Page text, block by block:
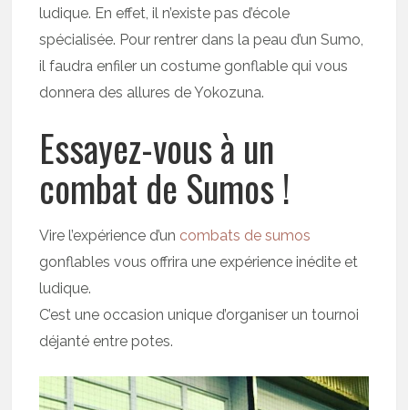
ludique. En effet, il n’existe pas d’école
spécialisée. Pour rentrer dans la peau d’un Sumo,
il faudra enfiler un costume gonflable qui vous
donnera des allures de Yokozuna.
Essayez-vous à un
combat de Sumos !
Vire l’expérience d’un combats de sumos
gonflables vous offrira une expérience inédite et
ludique.
C’est une occasion unique d’organiser un tournoi
déjanté entre potes.